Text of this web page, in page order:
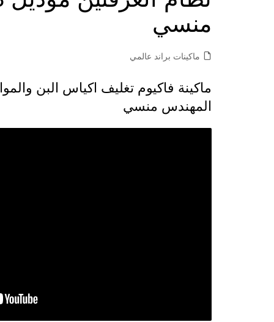
منسي
ماكينات براند عالمي
المهندس منسي